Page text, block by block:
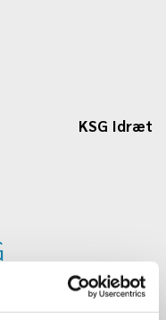
KSG Idræt
Idræt)